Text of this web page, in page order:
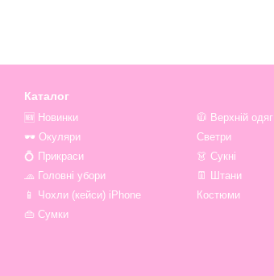
Каталог
🆕 Новинки
🕶 Окуляри
💍 Прикраси
🧢 Головні убори
📱 Чохли (кейси) iPhone
👜 Сумки
🧥 Верхній одяг
Светри
👗 Сукні
👖 Штани
Костюми